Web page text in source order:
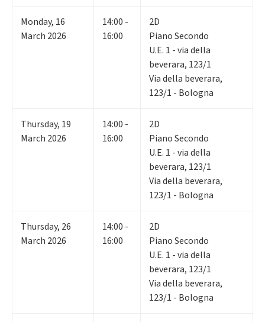
Monday, 16
March 2026
14:00 -
16:00
2D
Piano Secondo
U.E. 1 - via della
beverara, 123/1
Via della beverara,
123/1 - Bologna
Thursday, 19
March 2026
14:00 -
16:00
2D
Piano Secondo
U.E. 1 - via della
beverara, 123/1
Via della beverara,
123/1 - Bologna
Thursday, 26
March 2026
14:00 -
16:00
2D
Piano Secondo
U.E. 1 - via della
beverara, 123/1
Via della beverara,
123/1 - Bologna